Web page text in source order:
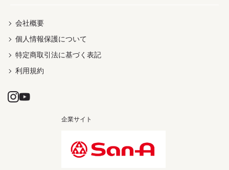
紅芋
茶葉
UVケア
伝統工芸品
会社概要
個人情報保護について
特定商取引法に基づく表記
利用規約
企業サイト